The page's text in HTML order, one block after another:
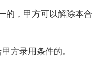
的，甲方可以解除本合
方录用条件的。